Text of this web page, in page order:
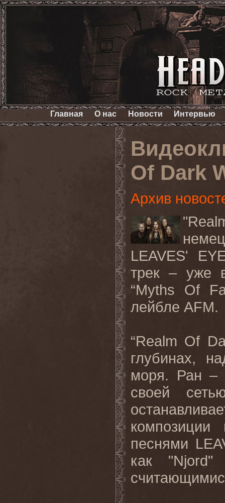
Главная О нас Новости Интервью
Of Dark
Архив
LEAVES'
трек – уже
“Myths Of
лейбле AFM.
“Realm Of
глубинах,
моря. Ран –
своей
песнями
как "Njord"